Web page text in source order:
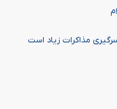
مذاکرات زیاد است